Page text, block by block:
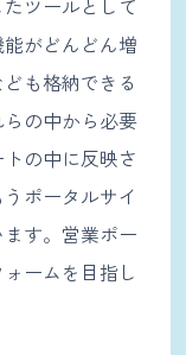
がどんどん増
も格納できる
の中から必要
の中に反映さ
ポータルサイ
す。営業ポー
ームを目指し